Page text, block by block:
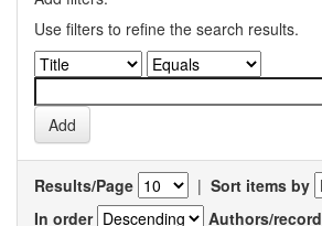
Use filters to refine the search results.
Results/Page | Sort items by
In order
Authors/record